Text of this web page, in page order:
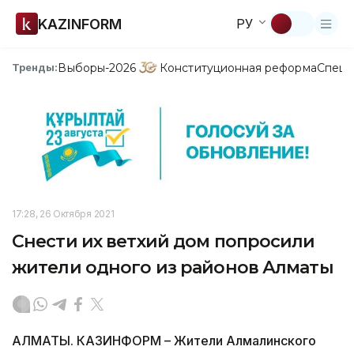
KAZINFORM РУ
Тренды:Выборы-2026 Конституционная реформа
17:28, 26 Октября 2021
Снести их ветхий дом попросили
жители одного из районов Алматы
АЛМАТЫ. КАЗИНФОРМ – Жители Алмалинского